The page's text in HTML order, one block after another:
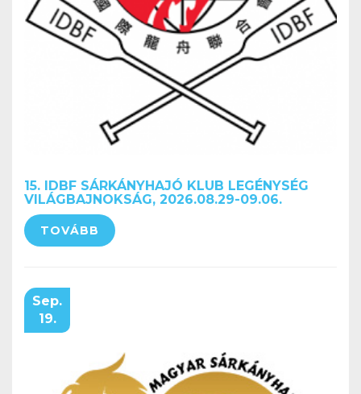
15. IDBF SÁRKÁNYHAJÓ KLUB LEGÉNYSÉG
VILÁGBAJNOKSÁG, 2026.08.29-09.06.
TOVÁBB
Sep.
19.